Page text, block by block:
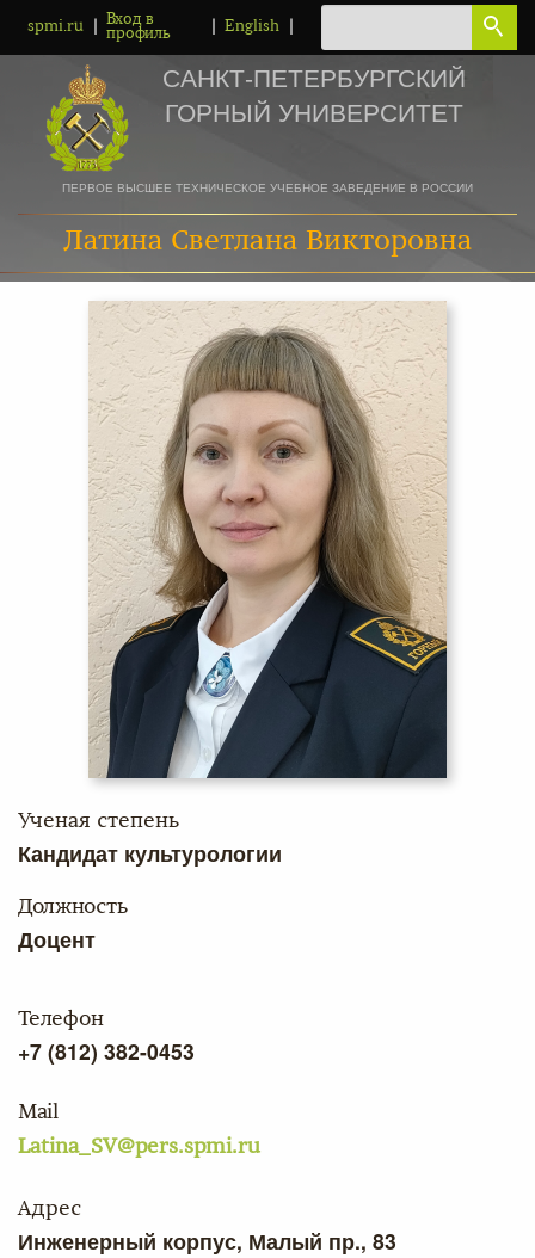
spmi.ru
Вход в
профиль
English
САНКТ-ПЕТЕРБУРГСКИЙ
ГОРНЫЙ УНИВЕРСИТЕТ
ПЕРВОЕ ВЫСШЕЕ ТЕХНИЧЕСКОЕ УЧЕБНОЕ ЗАВЕДЕНИЕ В РОССИИ
Латина Светлана Викторовна
Ученая степень
Кандидат культурологии
Должность
Доцент
Телефон
+7 (812) 382-0453
Mail
Latina_SV@pers.spmi.ru
Адрес
Инженерный корпус, Малый пр., 83